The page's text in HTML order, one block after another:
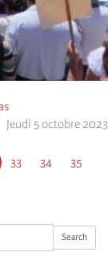
Search
Jeudi 5 octobre 2023
Page
33 Page
34 Page
35